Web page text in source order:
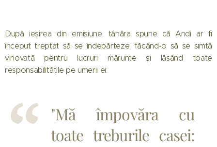
După ieșirea din emisiune, tânăra spune că Andi ar fi
început treptat să se îndepărteze, făcând-o să se simtă
vinovată pentru lucruri mărunte și lăsând toate
responsabilitățile pe umerii ei:
"Mă împovăra cu
toate treburile casei: